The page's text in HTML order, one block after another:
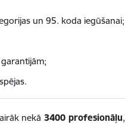
un 95. koda iegūšanai;
nekā 3400 profesionāļu,